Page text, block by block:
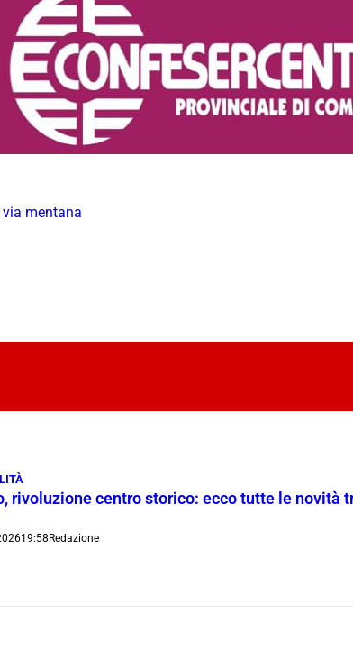
via mentana
rivoluzione centro storico: ecco tutte le novità
19:58Redazione